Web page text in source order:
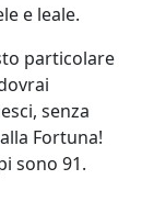
e leale.
particolare
senza
Fortuna!
sono 91.